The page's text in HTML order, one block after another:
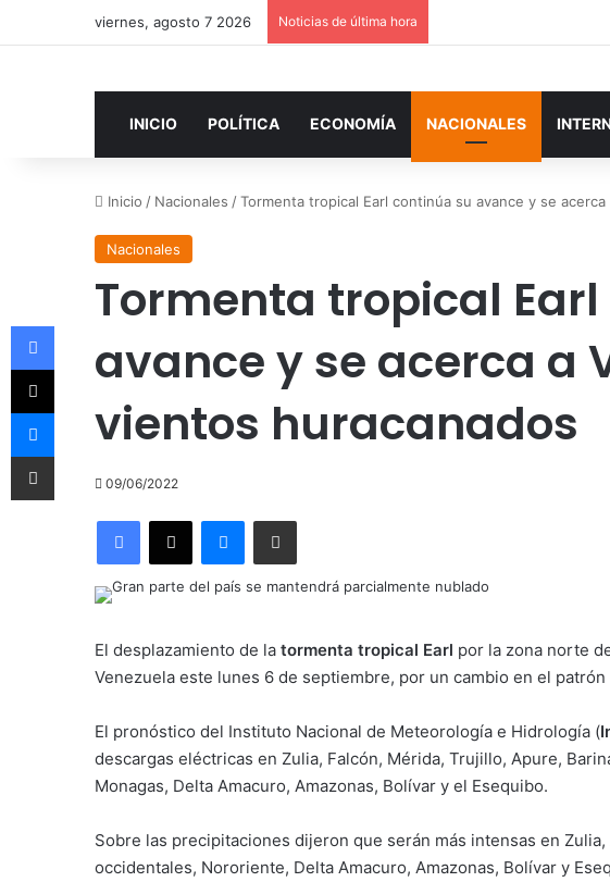
viernes, agosto 7 2026 Noticias de última hora
INICIO POLÍTICA ECONOMÍA NACIONALES
Inicio / Nacionales /Tormenta tropical Earl continúa su avance y se
Nacionales
Tormenta tropical
avance y se acerca a
vientos huracanados
09/06/2022
Facebook
X MessengerCompartir por correo electrónico
El desplazamiento de la tormenta tropical Earl por la zona norte
Venezuela este lunes 6 de septiembre, por un cambio en el
El pronóstico del Instituto Nacional de Meteorología e Hidrología (
descargas eléctricas en Zulia, Falcón, Mérida, Trujillo, Apure,
Monagas, Delta Amacuro, Amazonas, Bolívar y el Esequibo.
Sobre las precipitaciones dijeron que serán más intensas en
occidentales, Nororiente, Delta Amacuro, Amazonas, Bolívar y
Facebook
X
Messenger
Compartir por correo electrónico